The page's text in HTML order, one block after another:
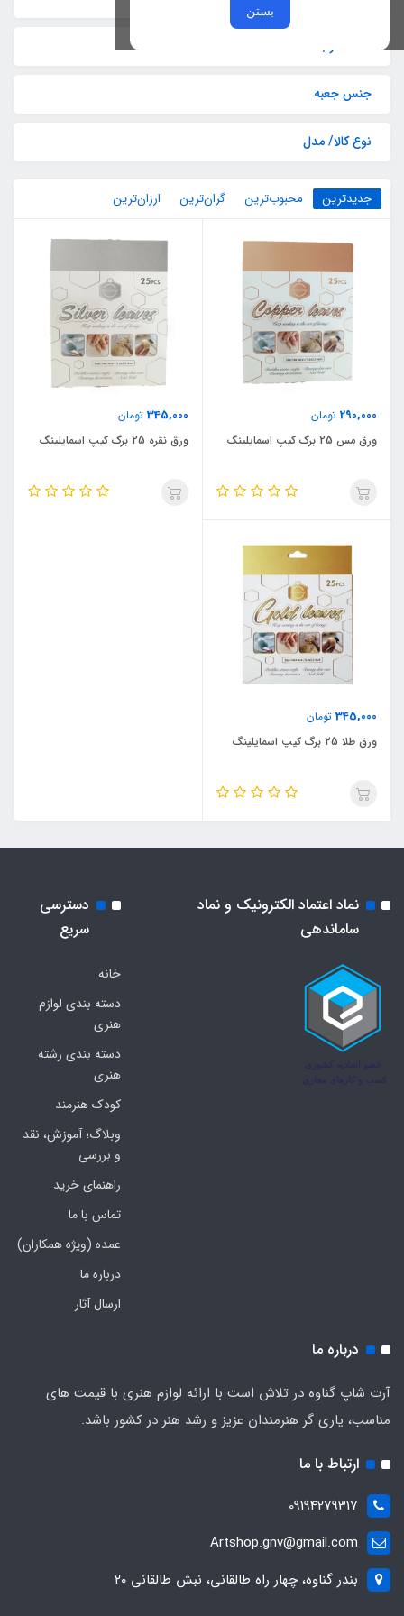
بستن
تعداد در بسته
جنس جعبه
نوع کالا/ مدل
جدیدترین محبوب‌ترین گران‌ترین ارزان‌ترین
290,000 تومان
ورق مس 25 برگ کیپ اسمایلینگ
345,000 تومان
ورق نقره 25 برگ کیپ اسمایلینگ
345,000 تومان
ورق طلا 25 برگ کیپ اسمایلینگ
نماد اعتماد الکترونیک و نماد
ساماندهی
دسترسی
سریع
خانه
دسته بندی لوازم
هنری
دسته بندی رشته
هنری
کودک هنرمند
وبلاگ؛ آموزش، نقد
و بررسی
راهنمای خرید
تماس با ما
عمده (ویژه همکاران)
درباره ما
ارسال آثار
درباره ما
آرت شاپ گناوه در تلاش است با ارائه لوازم هنری با قیمت های
مناسب، یاری گر هنرمندان عزیز و رشد هنر در کشور باشد.
ارتباط با ما
09194279317
Artshop.gnv@gmail.com
بندر گناوه، چهار راه طالقانی، نبش طالقانی ۲۰